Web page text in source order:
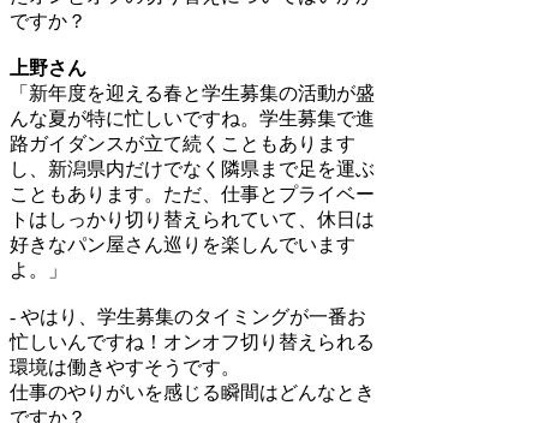
ですか？
上野さん
「新年度を迎える春と学生募集の活動が盛
んな夏が特に忙しいですね。学生募集で進
路ガイダンスが立て続くこともあります
し、新潟県内だけでなく隣県まで足を運ぶ
こともあります。ただ、仕事とプライベー
トはしっかり切り替えられていて、休日は
好きなパン屋さん巡りを楽しんでいます
よ。」
- やはり、学生募集のタイミングが一番お
忙しいんですね！オンオフ切り替えられる
環境は働きやすそうです。
仕事のやりがいを感じる瞬間はどんなとき
ですか？